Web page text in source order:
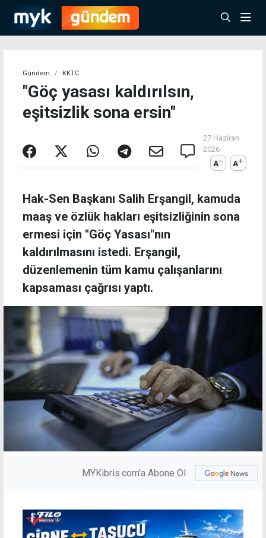
Gündem KKTC
"Göç yasası kaldırılsın,
eşitsizlik sona ersin"
27 Haziran
2026
A
A
Hak-Sen Başkanı Salih Erşangil, kamuda
maaş ve özlük hakları eşitsizliğinin sona
ermesi için "Göç Yasası"nın
kaldırılmasını istedi. Erşangil,
düzenlemenin tüm kamu çalışanlarını
kapsaması çağrısı yaptı.
MYKibris.com'a Abone Ol